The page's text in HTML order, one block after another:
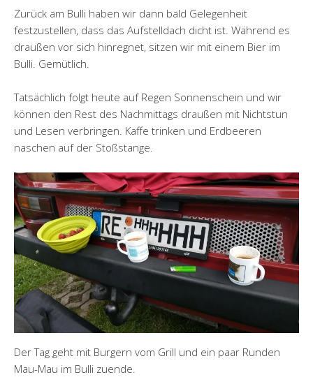
Zurück am Bulli haben wir dann bald Gelegenheit
festzustellen, dass das Aufstelldach dicht ist. Während es
draußen vor sich hinregnet, sitzen wir mit einem Bier im
Bulli. Gemütlich.
Tatsächlich folgt heute auf Regen Sonnenschein und wir
können den Rest des Nachmittags draußen mit Nichtstun
und Lesen verbringen. Kaffe trinken und Erdbeeren
naschen auf der Stoßstange.
Der Tag geht mit Burgern vom Grill und ein paar Runden
Mau-Mau im Bulli zuende.